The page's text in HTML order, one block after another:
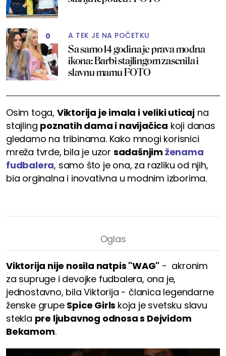
0 A TEK JE NA POČETKU
Sa samo 14 godina je prava modna
ikona: Barbi stajlingom zasenila i
slavnu mamu FOTO
Osim toga, Viktorija je imala i veliki uticaj na
stajling poznatih dama i navijačica koji danas
gledamo na tribinama. Kako mnogi korisnici
mreža tvrde, bila je uzor sadašnjim ženama
fudbalera, samo što je ona, za razliku od njih,
bia orginalna i inovativna u modnim izborima.
Viktorija nije nosila natpis "WAG" - akronim
za supruge i devojke fudbalera, ona je,
jednostavno, bila Viktorija - članica legendarne
ženske grupe Spice Girls koja je svetsku slavu
stekla pre ljubavnog odnosa s Dejvidom
Bekamom.